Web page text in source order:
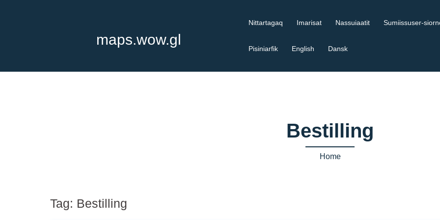
maps.wow.gl
Nittartagaq Imarisat Nassuiaatit Sumiissuser-
Pisiniarfik English Dansk
Bestilling
Home
Tag: Bestilling